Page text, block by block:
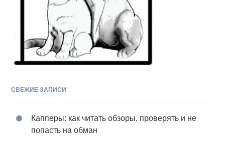
СВЕЖИЕ ЗАПИСИ
Капперы: как читать обзоры, проверять и не
попасть на обман